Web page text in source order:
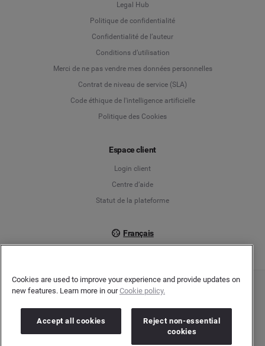
Legal Hub
Politique de confidentialité
Confidentialité de l’auteur
Conditions d’utilisation
Merci de ne pas vendre mes données personnelles
Contrat de niveau de service (SLA)
Code éthique de l'intelligence artificielle
Politique des Cookies
Espace client
Login client
Centre d’aide
Statut de la plateforme
Français
Deutsch
Copyright © 2026 Brandwatch. Tous droits réservés. Cision Group Ltd, 7th Floor, 5
Cookies are used to improve your experience and provide updates on
new features. Learn more in ourCookie policy.
Accept all cookies
Reject non-essential
cookies